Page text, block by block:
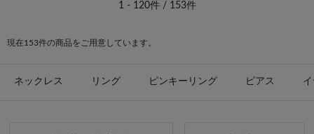
1 - 120件 / 153件
現在153件の商品をご用意しています。
ネックレス リング ピンキーリング ピアス